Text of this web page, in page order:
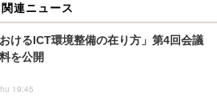
関連ニュース
おけるICT環境整備の在り方」第4回会議
を公開
19:45